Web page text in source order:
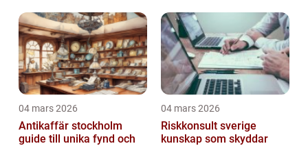
04 mars 2026
Antikaffär stockholm
guide till unika fynd och
04 mars 2026
Riskkonsult sverige
kunskap som skyddar